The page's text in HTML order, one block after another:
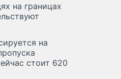
на границах
на
стоит 620